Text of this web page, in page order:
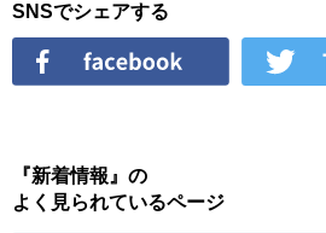
SNSでシェアする
『新着情報』の
よく見られているページ